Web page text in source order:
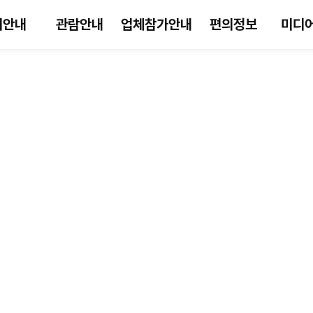
내 관람안내 업체참가안내 편의정보 미디